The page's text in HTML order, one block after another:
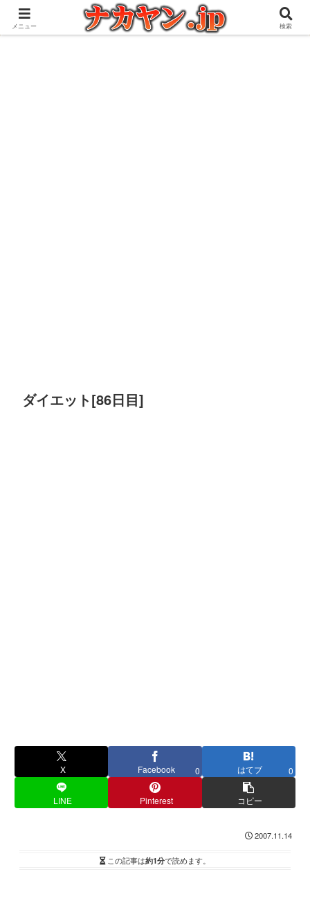
アウトドアとガジェット好きな管理人の愉快な日々を綴るブログ
ダイエット[86日目]
X Facebook 0 はてブ 0
LINE Pinterest コピー
2007.11.14
この記事は約1分で読めます。
メニュー 検索